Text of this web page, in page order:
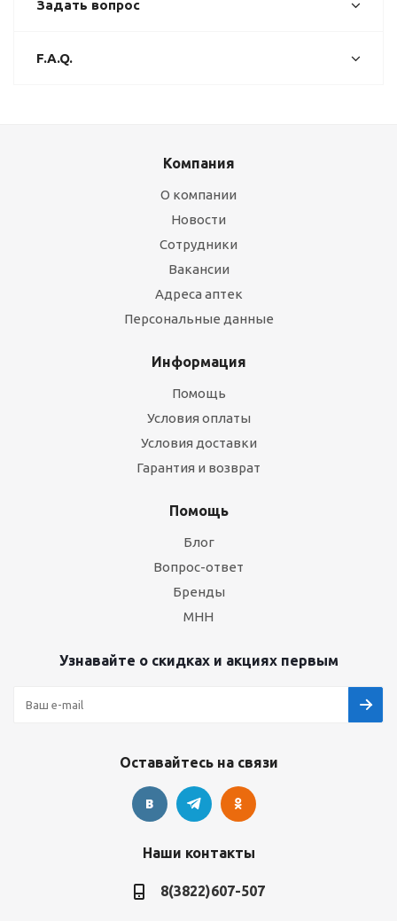
Задать вопрос
F.A.Q.
Компания
О компании
Новости
Сотрудники
Вакансии
Адреса аптек
Персональные данные
Информация
Помощь
Условия оплаты
Условия доставки
Гарантия и возврат
Помощь
Блог
Вопрос-ответ
Бренды
МНН
Узнавайте о скидках и акциях первым
Оставайтесь на связи
Наши контакты
8(3822)607-507